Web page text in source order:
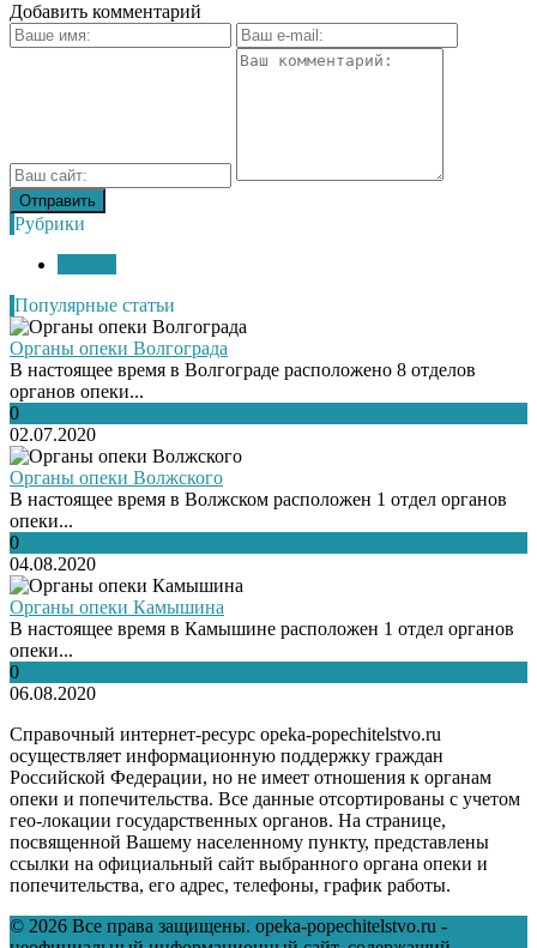
Добавить комментарий
Рубрики
Популярные статьи
Органы опеки Волгограда
В настоящее время в Волгограде расположено 8 отделов
органов опеки...
0
02.07.2020
Органы опеки Волжского
В настоящее время в Волжском расположен 1 отдел органов
опеки...
0
04.08.2020
Органы опеки Камышина
В настоящее время в Камышине расположен 1 отдел органов
опеки...
0
06.08.2020
Справочный интернет-ресурс opeka-popechitelstvo.ru
осуществляет информационную поддержку граждан
Российской Федерации, но не имеет отношения к органам
опеки и попечительства. Все данные отсортированы с учетом
гео-локации государственных органов. На странице,
посвященной Вашему населенному пункту, представлены
ссылки на официальный сайт выбранного органа опеки и
попечительства, его адрес, телефоны, график работы.
© 2026 Все права защищены. opeka-popechitelstvo.ru -